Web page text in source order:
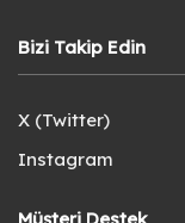
Bizi Takip Edin
X (Twitter)
Instagram